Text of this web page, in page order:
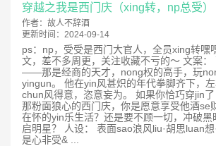
穿越之我是西门庆（xing转，np总受）
作者： 故人不辞酒
更新时间： 2024-09-14
ps：np，受受是西门大官人，全员xing转嘿
文，差不多周更，关注收藏不亏的～ 文案：
——那是经商的天才，nong权的高手，玩
yingun。 他在yin风甚炽的年代拳脚齐下，
chun风得意，恣意妄为。 如果你恰巧穿jin
那粉面狼心的西门庆，你是愿意享受他酒se
在怀的yin乐生活？还是要不顾一切，冲破黑
启明星？ 人设： 表面sao浪风liu·胡思luan想
是心非受& ...